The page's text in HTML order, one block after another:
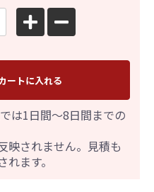
ートに入れる
は1日間～8日間までの
映されません。見積も
ます。